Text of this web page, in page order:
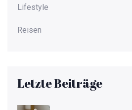
Lifestyle
Reisen
Letzte Beiträge